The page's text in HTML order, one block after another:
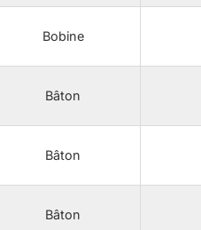
Bobine
Bâton
Bâton
Bâton